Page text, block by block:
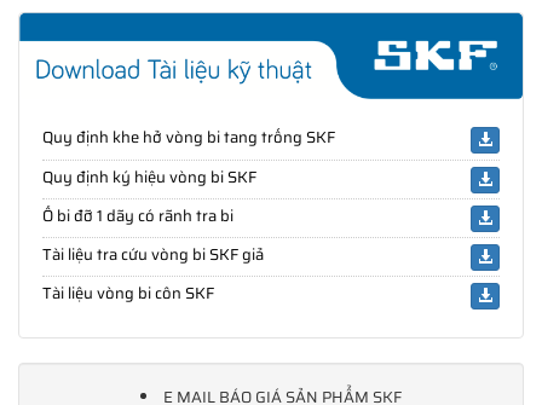
Quy định khe hở vòng bi tang trống SKF
Quy định ký hiệu vòng bi SKF
Ổ bi đỡ 1 dãy có rãnh tra bi
Tài liệu tra cứu vòng bi SKF giả
Tài liệu vòng bi côn SKF
E MAIL BÁO GIÁ SẢN PHẨM SKF